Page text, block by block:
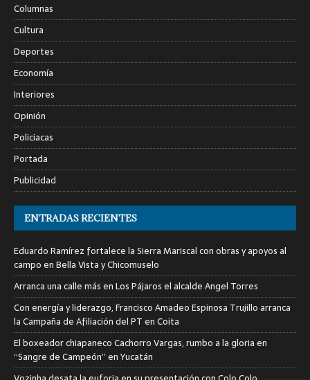
Columnas
Cultura
Deportes
Economía
Interiores
Opinión
Policiacas
Portada
Publicidad
ENTRADAS RECIENTES
Eduardo Ramírez fortalece la Sierra Mariscal con obras y apoyos al
campo en Bella Vista y Chicomuselo
Arranca una calle más en Los Pájaros el alcalde Angel Torres
Con energía y liderazgo, Francisco Amadeo Espinosa Trujillo arranca
la Campaña de Afiliación del PT en Coita
El boxeador chiapaneco Cachorro Vargas, rumbo a la gloria en
“Sangre de Campeón” en Yucatán